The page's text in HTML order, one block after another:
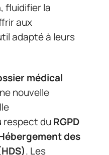
, fluidifier la
aux
adapté à leurs
médical
nouvelle
respect du RGPD
des
. Les